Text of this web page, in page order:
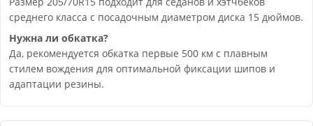
среднего класса с посадочным диаметром диска 15 дюймов.
Нужна ли обкатка?
Да, рекомендуется обкатка первые 500 км с плавным
стилем вождения для оптимальной фиксации шипов и
адаптации резины.